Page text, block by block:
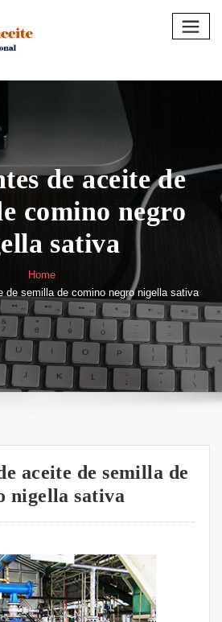
de aceite de
comino negro
sativa
Home
de semilla de comino negro nigella sativa
aceite de semilla de
nigella sativa